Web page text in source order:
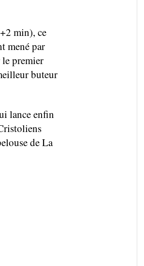
min), ce
mené par
premier
buteur
lance enfin
de La